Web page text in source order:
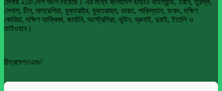
নেপাল, চীন, মালয়েশিয়া, যুক্তরাষ্ট্র, যুক্তরাজ্য, ভারত, পাকিস্তান, হংকং, দক্ষিণ
কোরিয়া, দক্ষিণ আফ্রিকা, জার্মানি, অস্ট্রেলিয়া, ভুটান, ব্রুনাই, দুবাই, ইতালি ও
তাইওয়ান।
চিত্রদেশ//এস//